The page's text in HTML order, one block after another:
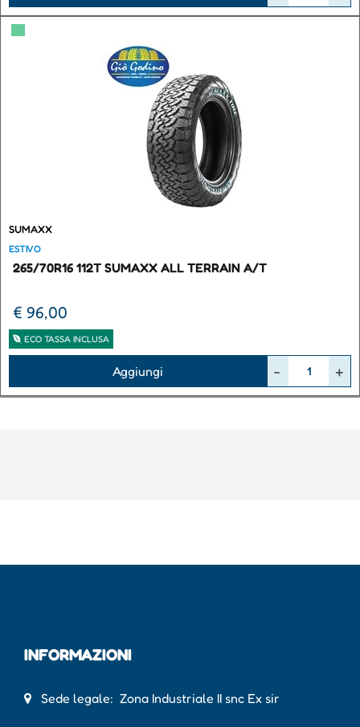
▀
SUMAXX
ESTIVO
265/70R16 112T SUMAXX ALL TERRAIN A/T
€ 96,00
ECO TASSA INCLUSA
Aggiungi
INFORMAZIONI
Sede legale: Zona Industriale II snc Ex sir